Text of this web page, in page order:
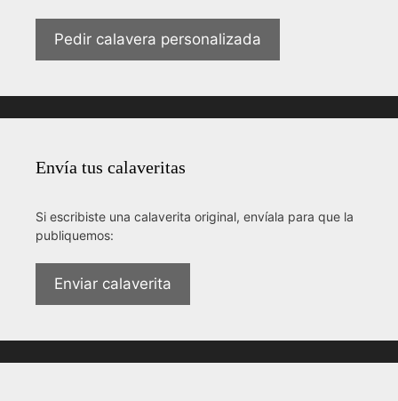
Pedir calavera personalizada
Envía tus calaveritas
Si escribiste una calaverita original, envíala para que la
publiquemos:
Enviar calaverita